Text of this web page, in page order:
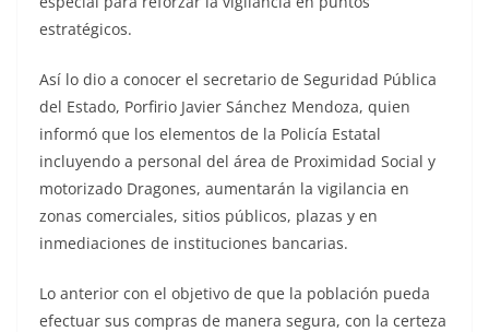
estratégicos.
Así lo dio a conocer el secretario de Seguridad Pública
del Estado, Porfirio Javier Sánchez Mendoza, quien
informó que los elementos de la Policía Estatal
incluyendo a personal del área de Proximidad Social y
motorizado Dragones, aumentarán la vigilancia en
zonas comerciales, sitios públicos, plazas y en
inmediaciones de instituciones bancarias.
Lo anterior con el objetivo de que la población pueda
efectuar sus compras de manera segura, con la certeza